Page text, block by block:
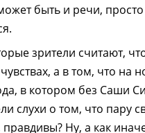
быть и речи,
зрители считают,
а в том, что на
в котором без Саши
слухи о том, что пару
правдивы? Ну, а как